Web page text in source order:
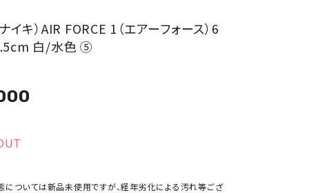
イキ）AIR FORCE 1（エアーフォース）6
白/水色 ⑤
については新品未使用ですが、経年劣化による汚れ等ござ